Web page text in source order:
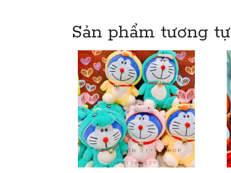
Sản phẩm tương tự